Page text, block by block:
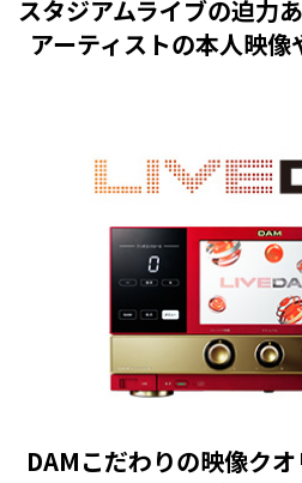
スタジアムライブの迫力
アーティストの本人映像
DAMこだわりの映像クオ